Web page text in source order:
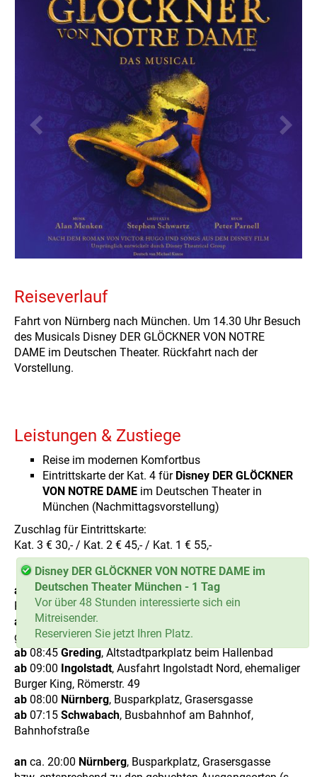
Reiseverlauf
Fahrt von Nürnberg nach München. Um 14.30 Uhr Besuch
des Musicals Disney DER GLÖCKNER VON NOTRE
DAME im Deutschen Theater. Rückfahrt nach der
Vorstellung.
Leistungen & Zustiege
Reise im modernen Komfortbus
Eintrittskarte der Kat. 4 fürDisney DER GLÖCKNER
VON NOTRE DAME im Deutschen Theater in
München (Nachmittagsvorstellung)
Zuschlag für Eintrittskarte:
Kat. 3 € 30,- / Kat. 2 € 45,- / Kat. 1 € 55,-
ab 07:15Erlangen, Großparkplatz Innenstadt,
Parkplatzstraße
ab
07:30Fürth, Bahnhofsplatz (Fernbushaltestelle
gegenüber Hochhaus)
ab08:45Greding, Altstadtparkplatz beim Hallenbad
ab 09:00 Ingolstadt, Ausfahrt Ingolstadt Nord, ehemaliger
Burger King, Römerstr. 49
ab 08:00 Nürnberg, Busparkplatz, Grasersgasse
ab 07:15 Schwabach, Busbahnhof am Bahnhof,
Bahnhofstraße
an ca. 20:00 Nürnberg, Busparkplatz, Grasersgasse
Disney DER GLÖCKNER VON NOTRE DAME im
Deutschen Theater München - 1 Tag
Vor über 48 Stunden interessierte sich ein
Mitreisender.
Reservieren Sie jetzt Ihren Platz.